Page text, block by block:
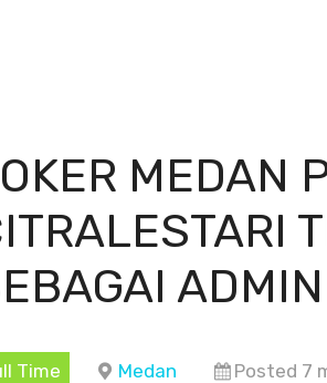
MEDAN
Time Medan Posted 7